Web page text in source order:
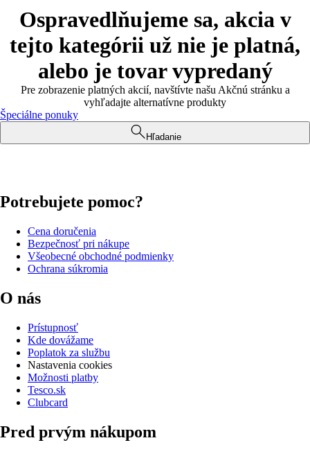
Ospravedlňujeme sa, akcia v
tejto kategórii už nie je platná,
alebo je tovar vypredaný
Pre zobrazenie platných akcií, navštívte našu Akčnú stránku a
vyhľadajte alternatívne produkty
Špeciálne ponuky
Hľadanie
Potrebujete pomoc?
Cena doručenia
Bezpečnosť pri nákupe
Všeobecné obchodné podmienky
Ochrana súkromia
O nás
Prístupnosť
Kde dovážame
Poplatok za službu
Nastavenia cookies
Možnosti platby
Tesco.sk
Clubcard
Pred prvým nákupom